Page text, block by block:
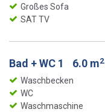
Großes Sofa
SAT TV
Bad + WC 1 6.0 m2
Waschbecken
WC
Waschmaschine